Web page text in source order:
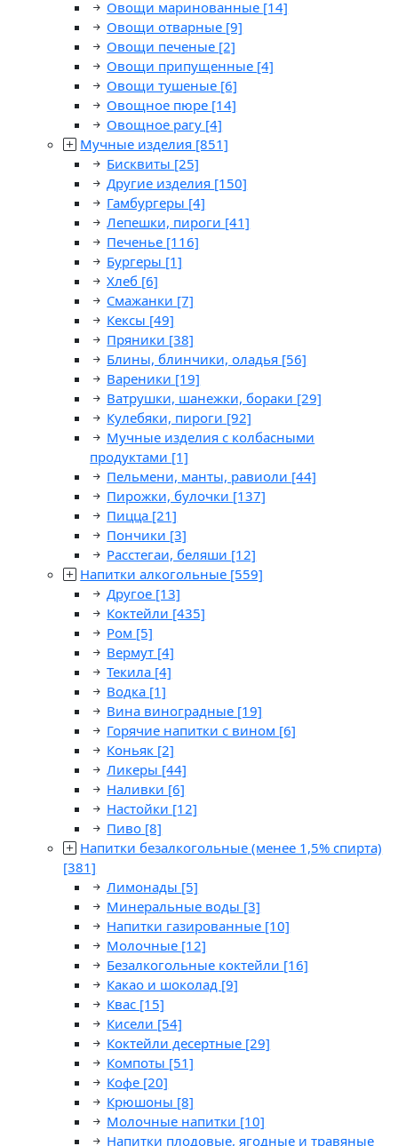
Овощи маринованные [14]
Овощи отварные [9]
Овощи печеные [2]
Овощи припущенные [4]
Овощи тушеные [6]
Овощное пюре [14]
Овощное рагу [4]
Мучные изделия [851]
Бисквиты [25]
Другие изделия [150]
Гамбургеры [4]
Лепешки, пироги [41]
Печенье [116]
Бургеры [1]
Хлеб [6]
Смажанки [7]
Кексы [49]
Пряники [38]
Блины, блинчики, оладья [56]
Вареники [19]
Ватрушки, шанежки, бораки [29]
Кулебяки, пироги [92]
Мучные изделия с колбасными
продуктами [1]
Пельмени, манты, равиоли [44]
Пирожки, булочки [137]
Пицца [21]
Пончики [3]
Расстегаи, беляши [12]
Напитки алкогольные [559]
Другое [13]
Коктейли [435]
Ром [5]
Вермут [4]
Текила [4]
Водка [1]
Вина виноградные [19]
Горячие напитки с вином [6]
Коньяк [2]
Ликеры [44]
Наливки [6]
Настойки [12]
Пиво [8]
Напитки безалкогольные (менее 1,5% спирта)
[381]
Лимонады [5]
Минеральные воды [3]
Напитки газированные [10]
Молочные [12]
Безалкогольные коктейли [16]
Какао и шоколад [9]
Квас [15]
Кисели [54]
Коктейли десертные [29]
Компоты [51]
Кофе [20]
Крюшоны [8]
Молочные напитки [10]
Напитки плодовые, ягодные и травяные